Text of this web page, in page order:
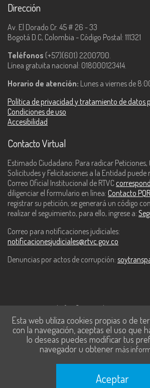
Dirección
Av. El Dorado Cr. 45 # 26 - 33
Bogotá D.C, Colombia - Código Postal: 111321
Teléfonos (+57)(601) 2200700.
Línea gratuita nacional: 018000123414.
Horario de atención: Lunes a viernes de
Política de privacidad y tratamiento de datos
Condiciones de uso
Accesibilidad
Contacto Virtual
Estimado Ciudadano: Para radicar Peticiones,
Solicitudes y Felicitaciones a la Entidad puede
Correo Oficial Institucional de RTVC
diligenciar el formulario en línea: Contacto
registrar su petición, se generará un código
realizar el seguimiento, para ello, ingrese a:
Correo para notificaciones judiciales:
notificacionesjudiciales@rtvc.gov.co
Denuncias por actos de corrupción:
Este contenido fue financiado con
Tecnologías de la Información y las
Esta web utiliza cookies propias o de
con la navegación, aceptas el uso que
lo deseas puedes modificar tus
navegador u obtener más
Aceptar